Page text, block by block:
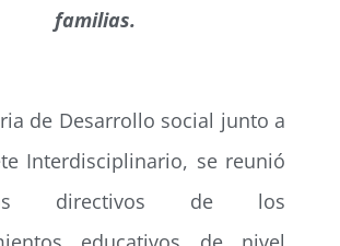
familias.
de Desarrollo social junto a
Interdisciplinario, se reunió
directivos de los